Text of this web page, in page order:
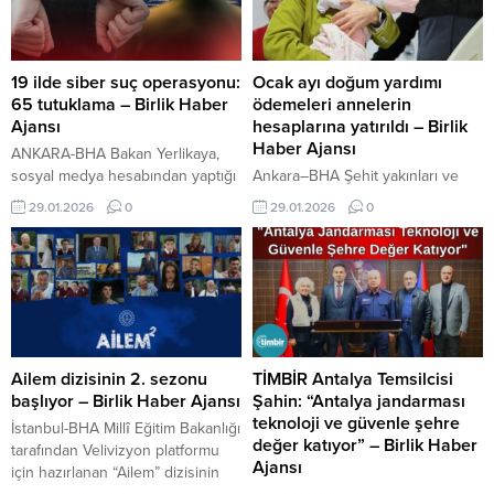
Sarıkamış’ta kullanılmak üzere
teslim alındı. Yeni snowtrak ile
birlikte Sarıkamış Kayak
Merkezi’nde pistlerin bakım ve
düzenleme çalışmaları daha
modern ve etkin...
çalışmaları anlattı. Ankara RİDEF’in
resmi sosyal medya hesabından
yapılan açıklamada, “Türk Silahlı
Kuvvetlerini Güçlendirme Vakfı
Genel Müdürü Sayın Bilal
Topçu’yu ziyaret ederek,
ülkemizin gururu olan...
19 ilde siber suç operasyonu:
65 tutuklama – Birlik Haber
Ajansı
ANKARA-BHA Bakan Yerlikaya,
sosyal medya hesabından yaptığı
paylaşımda, emniyet güçlerince
son 5 gün içinde yürütülen
operasyonlarda 200 şüphelinin
gözaltına alındığını belirtti.
Şüphelilerden 65’i tutuklanırken,
48’i hakkında adli kontrol
hükümleri uygulandı. Diğer
şüphelilerle ilgili işlemlerin ise
sürdüğü bildirildi. Dolandırıcılık,
yasa dışı bahis ve çocuk istismarı
Operasyonların; nitelikli
dolandırıcılık, çevrim içi çocuk...
29.01.2026 0
Ocak ayı doğum yardımı
ödemeleri annelerin
hesaplarına yatırıldı – Birlik
Haber Ajansı
Ankara–BHA Şehit yakınları ve
gazilere doğal gazda indirim
müjdesi İçeriği Görüntüle Bakan
Göktaş, geçtiğimiz yıl
Cumhurbaşkanı Recep Tayyip
Erdoğan’ın tensipleriyle ilan
edilen Aile Yılı kapsamında
doğum yardımı miktarının
güncellendiğini hatırlatarak, bu
kapsamda 1 Ocak 2025 itibarıyla
doğan ilk çocuğa 5 bin liralık tek
seferlik, ikinci çocuğa aylık 1500
lira, üç...
29.01.2026 0
Ailem dizisinin 2. sezonu
başlıyor – Birlik Haber Ajansı
İstanbul-BHA Millî Eğitim Bakanlığı
tarafından Velivizyon platformu
için hazırlanan “Ailem” dizisinin
TİMBİR Antalya Temsilcisi
Şahin: “Antalya jandarması
teknoloji ve güvenle şehre
değer katıyor” – Birlik Haber
Ajansı